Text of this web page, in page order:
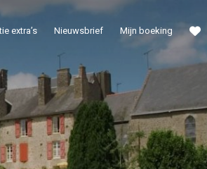
extra’s Nieuwsbrief Mijn boeking